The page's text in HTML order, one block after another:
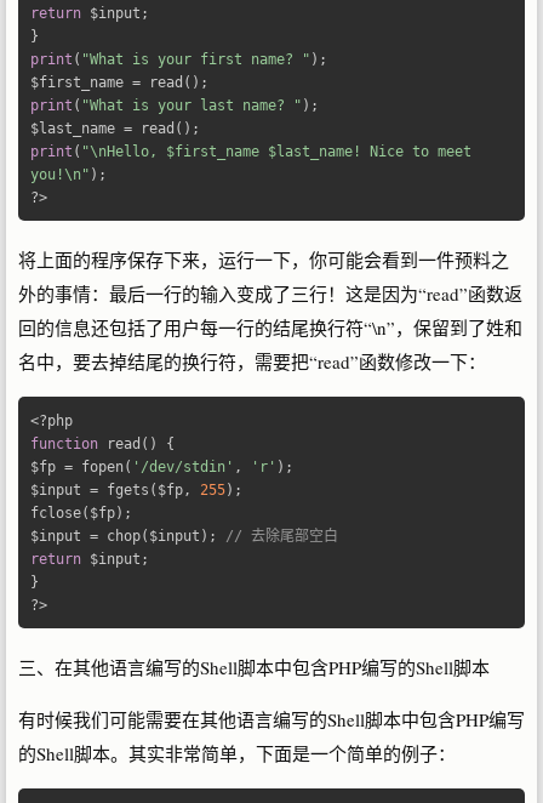
return $input ;
}
print ( "What is your first name? " );
$first_name = read ();
print ( "What is your last name? " );
$last_name = read ();
print ( "\nHello, $first_name $last_name! Nice to meet
you!\n" );
?>
将上面的程序保存下来，运行一下，你可能会看到一件预料之
外的事情：最后一行的输入变成了三行！这是因为“read”函数返
回的信息还包括了用户每一行的结尾换行符“\n”，保留到了姓和
名中，要去掉结尾的换行符，需要把“read”函数修改一下：
<?
function read ()
{
$fp = fopen( '/dev/stdin' , 'r' );
$input = fgets ( $fp, 255);
fclose( $fp);
$input = chop( $input );
// 去除尾部空白
return $input ;
}
?>
三、在其他语言编写的Shell脚本中包含PHP编写的Shell脚本
有时候我们可能需要在其他语言编写的Shell脚本中包含PHP编写
的Shell脚本。其实非常简单，下面是一个简单的例子：